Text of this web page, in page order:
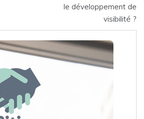
le développement de
visibilité ?